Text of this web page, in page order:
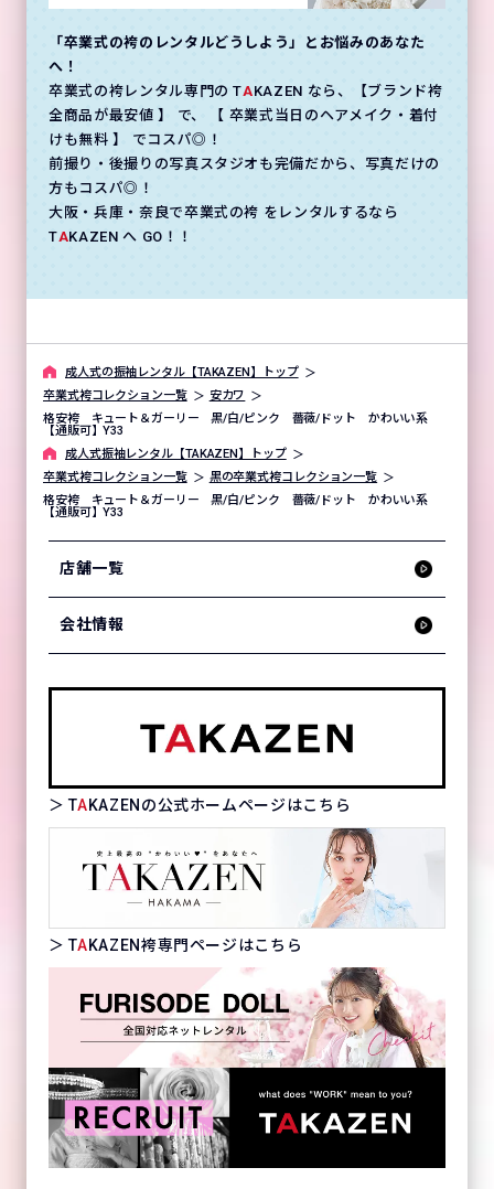
「卒業式の袴のレンタルどうしよう」とお悩みのあなた
へ！
卒業式の袴レンタル専門の TAKAZEN なら、【ブランド袴
全商品が最安値 】 で、 【 卒業式当日のヘアメイク・着付
けも無料 】 でコスパ◎！
前撮り・後撮りの写真スタジオも完備だから、写真だけの
方もコスパ◎！
大阪・兵庫・奈良で卒業式の袴 をレンタルするなら
TAKAZEN へ GO！！
成⼈式の振袖レンタル【TAKAZEN】トップ
卒業式袴コレクション一覧
安カワ
格安袴 キュート＆ガーリー 黒/白/ピンク 薔薇/ドット かわいい系
【通販可】Y33
成⼈式振袖レンタル【TAKAZEN】トップ
卒業式袴コレクション一覧
黒の卒業式袴コレクション一覧
格安袴 キュート＆ガーリー 黒/白/ピンク 薔薇/ドット かわいい系
【通販可】Y33
店舗一覧
会社情報
＞ TAKAZENの公式ホームページはこちら
＞ TAKAZEN袴専門ページはこちら